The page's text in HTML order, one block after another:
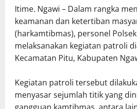
Itime. Ngawi – Dalam rangka
keamanan dan ketertiban
(harkamtibmas), personel
melaksanakan kegiatan patroli
Kecamatan Pitu, Kabupaten
Kegiatan patroli tersebut
menyasar sejumlah titik yang